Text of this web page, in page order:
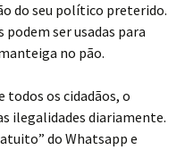
do seu político preterido.
podem ser usadas para
no pão.
todos os cidadãos, o
ilegalidades diariamente.
do Whatsapp e